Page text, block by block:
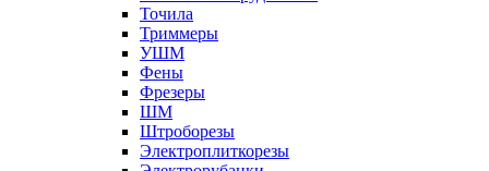
Точила
Триммеры
УШМ
Фены
Фрезеры
ШМ
Штроборезы
Электроплиткорезы